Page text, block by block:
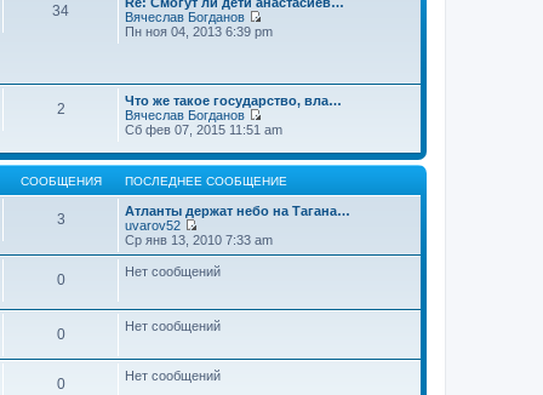
е
н
и
о
о
б
н
и
ю
с
л
е
м
у
с
о
б
щ
е
н
и
ю
и
п
д
е
м
у
с
о
о
щ
е
34
Вячеслав Богданов
П
й
т
к
о
с
л
д
е
м
е
Пн ноя 04, 2013 6:39 pm
2
Что же такое государство, вла…
Вячеслав Богданов
П
р
е
й
т
и
п
о
д
м
Сб фев 07, 2015 11:51 am
СООБЩЕНИЯ ПОСЛЕДНЕЕ СООБЩЕНИЕ
3
Атланты держат небо на Тагана…
uvarov52
П
е
р
е
т
и
с
Ср янв 13, 2010 7:33 am
0 Нет сообщений
0 Нет сообщений
0 Нет сообщений